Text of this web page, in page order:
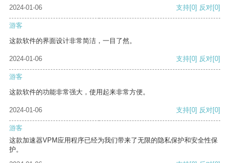
2024-01-06
支持[0] 反对[0]
游客
这款软件的界面设计非常简洁，一目了然。
2024-01-06 支持[0] 反对[0]
游客
这款软件的功能非常强大，使用起来非常方便。
2024-01-06 支持[0] 反对[0]
游客
这款加速器VPM应用程序已经为我们带来了无限的隐私保护和安全性保
护。